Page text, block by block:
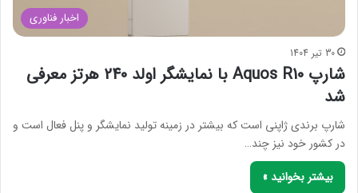
اخبار فناوری
30 تیر 1404
شارپ Aquos R10 با نمایشگر اولد 240 هرتز معرفی
شد
شارپ برندی ژاپنی است که بیشتر در زمینه تولید نمایشگر و پنل فعال است و
در کشور خود نیز چند…
بیشتر بخوانید »